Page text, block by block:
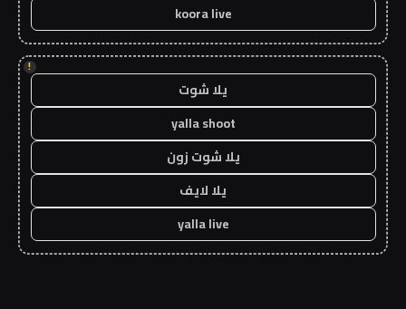
koora live
!
يلا شوت
yalla shoot
يلا شوت زون
يلا لايف
yalla live